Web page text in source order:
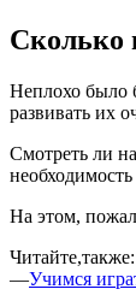
Сколько
Неплохо было
развивать их
Смотреть ли
На этом,
Читайте,также:
—Учимся